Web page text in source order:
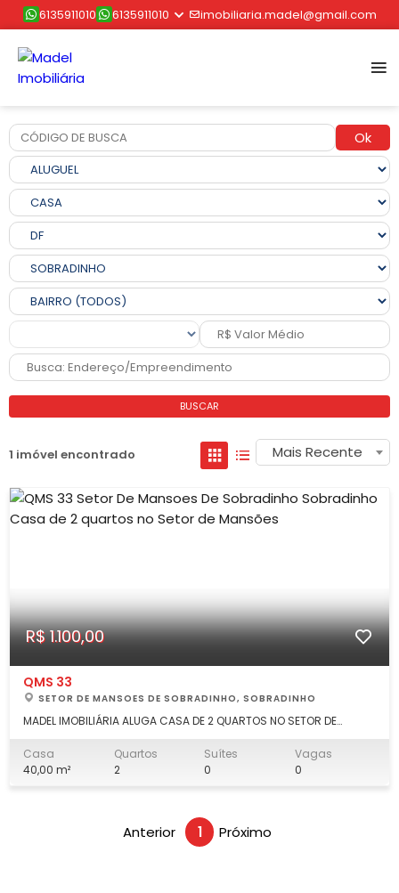
6135911010 6135911010 imobiliaria.madel@gmail.com
Ok
BUSCAR
1 imóvel encontrado Mais Recente
R$ 1.100,00
QMS 33
SETOR DE MANSOES DE SOBRADINHO, SOBRADINHO
MADEL IMOBILIÁRIA ALUGA CASA DE 2 QUARTOS NO SETOR DE
social, cozinha, área de serviço. Não é sozinho no lote,
"condomínio" familiar. LOCALIZAÇÃO: QMS 33, na subida do
Casa
40,00 m²
Quartos
2
Suítes
0
Vagas
0
Anterior 1 Próximo